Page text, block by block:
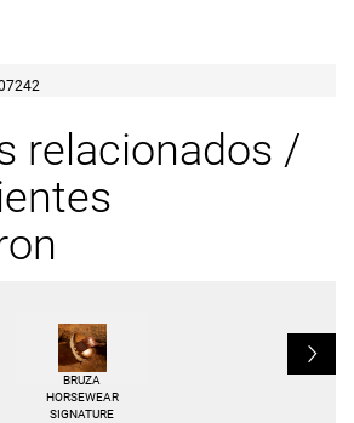
relacionados /
BRUZA
HORSEWEAR
SIGNATURE
L